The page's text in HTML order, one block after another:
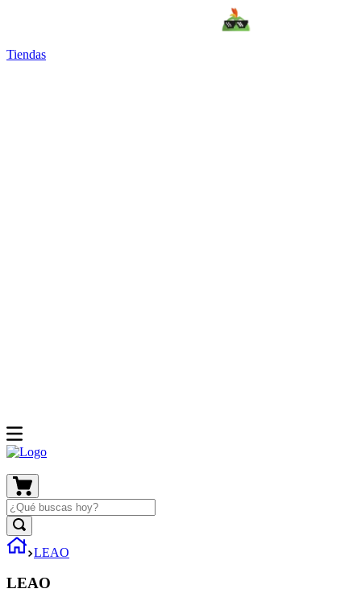
Tiendas
LEAO
LEAO